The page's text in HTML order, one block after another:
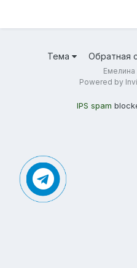
Тема Обратная
Powered by
IPS spam